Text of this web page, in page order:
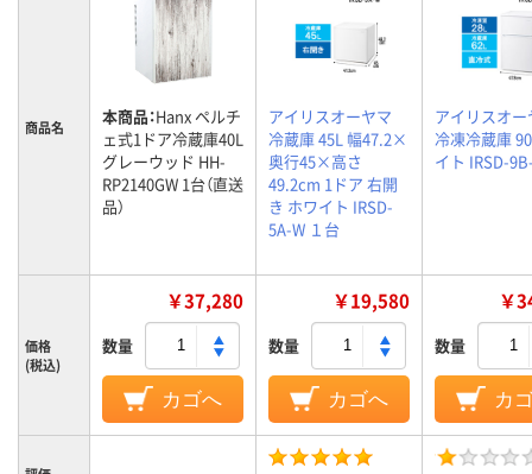
商品名 本商品：Hanx ペルチ
ェ式1ドア冷蔵庫40L
グレーウッド HH-
RP2140GW 1台（直送
品）
アイリスオーヤマ
冷蔵庫 45L 幅47.2×
奥行45×高さ
49.2cm 1ドア 右開
き ホワイト IRSD-
5A-W １台
アイリスオー
冷凍冷蔵庫
イト IRSD-
価格
(税込)
￥37,280
数量
カゴへ
￥19,580
数量
カゴへ
￥
数量
カ